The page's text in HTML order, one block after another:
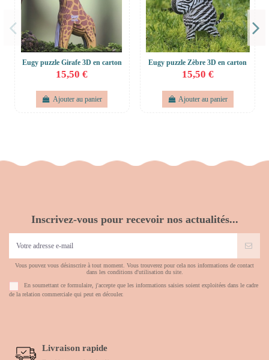
Eugy puzzle Girafe 3D en carton
15,50 €
Ajouter au panier
Eugy puzzle Zèbre 3D en carton
15,50 €
Ajouter au panier
Inscrivez-vous pour recevoir nos actualités...
Vous pouvez vous désinscrire à tout moment. Vous trouverez pour cela nos informations de contact
dans les conditions d'utilisation du site.
En soumettant ce formulaire, j'accepte que les informations saisies soient exploitées dans le cadre
de la relation commerciale qui peut en découler.
Livraison rapide